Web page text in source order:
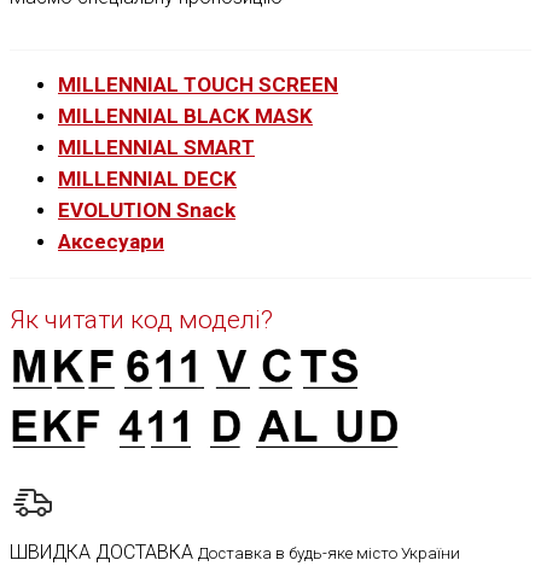
MILLENNIAL TOUCH SCREEN
MILLENNIAL BLACK MASK
MILLENNIAL SMART
MILLENNIAL DECK
EVOLUTION Snack
Аксесуари
Як читати код моделі?
ШВИДКА ДОСТАВКА Доставка в будь-яке місто України